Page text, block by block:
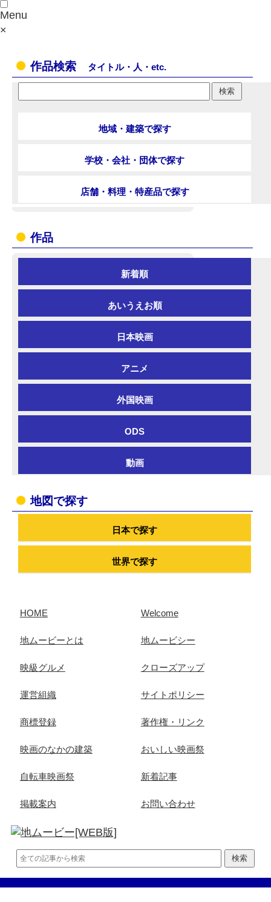
Menu
×
作品検索 タイトル・人・etc.
地域・建築で探す
学校・会社・団体で探す
店舗・料理・特産品で探す
作品
新着順
あいうえお順
日本映画
アニメ
外国映画
ODS
動画
地図で探す
日本で探す
世界で探す
HOME Welcome
地ムービーとは 地ムービシー
映級グルメ クローズアップ
運営組織 サイトポリシー
商標登録 著作権・リンク
映画のなかの建築 おいしい映画祭
自転車映画祭 新着記事
掲載案内 お問い合わせ